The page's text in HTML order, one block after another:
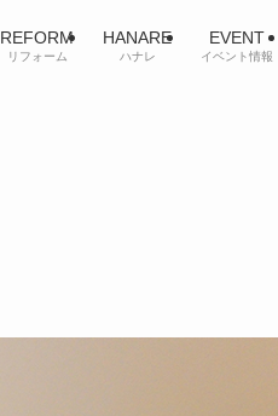
REFORM
リフォーム
HANARE
ハナレ
EVENT
イベント情報